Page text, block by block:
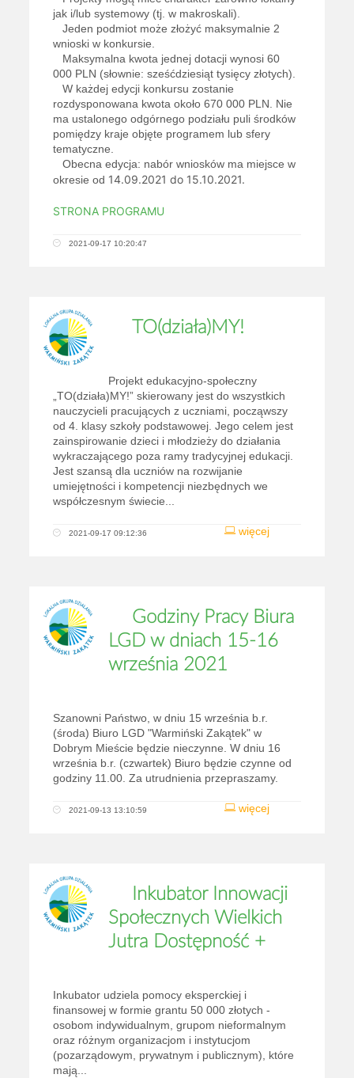
jak i/lub systemowy (tj. w makroskali).
Jeden podmiot może złożyć maksymalnie 2
wnioski w konkursie.
Maksymalna kwota jednej dotacji wynosi 60
000 PLN (słownie: sześćdziesiąt tysięcy złotych).
W każdej edycji konkursu zostanie
rozdysponowana kwota około 670 000 PLN. Nie
ma ustalonego odgórnego podziału puli środków
pomiędzy kraje objęte programem lub sfery
tematyczne.
Obecna edycja: nabór wniosków ma miejsce w
okresie od 14.09.2021 do 15.10.2021.
STRONA PROGRAMU
2021-09-17 10:20:47
TO(działa)MY!
Projekt edukacyjno-społeczny
„TO(działa)MY!” skierowany jest do wszystkich
nauczycieli pracujących z uczniami, począwszy
od 4. klasy szkoły podstawowej. Jego celem jest
zainspirowanie dzieci i młodzieży do działania
wykraczającego poza ramy tradycyjnej edukacji.
Jest szansą dla uczniów na rozwijanie
umiejętności i kompetencji niezbędnych we
współczesnym świecie...
więcej
2021-09-17 09:12:36
Godziny Pracy Biura
LGD w dniach 15-16
września 2021
Szanowni Państwo, w dniu 15 września b.r.
(środa) Biuro LGD "Warmiński Zakątek" w
Dobrym Mieście będzie nieczynne. W dniu 16
września b.r. (czwartek) Biuro będzie czynne od
godziny 11.00. Za utrudnienia przepraszamy.
więcej
2021-09-13 13:10:59
Inkubator Innowacji
Społecznych Wielkich
Jutra Dostępność +
Inkubator udziela pomocy eksperckiej i
finansowej w formie grantu 50 000 złotych -
osobom indywidualnym, grupom nieformalnym
oraz różnym organizacjom i instytucjom
(pozarządowym, prywatnym i publicznym), które
mają...